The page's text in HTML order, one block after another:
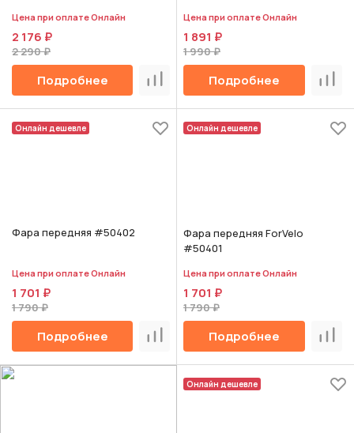
Цена при оплате Онлайн
2 176 ₽
2 290 ₽
Подробнее Сравнить
Цена при оплате Онлайн
1 891 ₽
1 990 ₽
Подробнее
Онлайн дешевле
Фара передняя #50402
Цена при оплате Онлайн
1 701 ₽
1 790 ₽
Подробнее Сравнить
Онлайн дешевле
Фара передняя ForVelo
#50401
Цена при оплате Онлайн
1 701 ₽
1 790 ₽
Подробнее
Онлайн дешевле